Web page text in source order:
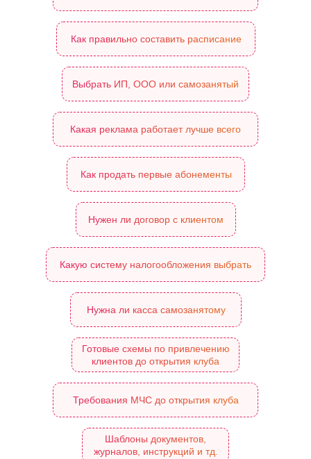
Шаблоны документов,
журналов, инструкций и тд.
Требования МЧС до открытия клуба
Готовые схемы по привлечению
клиентов до открытия клуба
Как правильно составить расписание
Как продать первые абонементы
Какая реклама работает лучше всего
Нужна ли касса самозанятому
Выбрать ИП, ООО или самозанятый
Какую систему налогообложения выбрать
Нужен ли договор с клиентом